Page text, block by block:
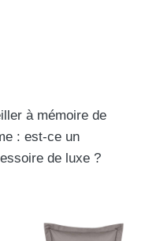
à mémoire de
: est-ce un
de luxe ?